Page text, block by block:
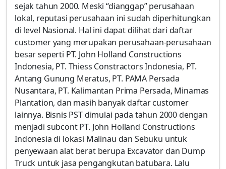
sejak tahun 2000. Meski “dianggap” perusahaan
lokal, reputasi perusahaan ini sudah diperhitungkan
di level Nasional. Hal ini dapat dilihat dari daftar
customer yang merupakan perusahaan-perusahaan
besar seperti PT. John Holland Constructions
Indonesia, PT. Thiess Constractors Indonesia, PT.
Antang Gunung Meratus, PT. PAMA Persada
Nusantara, PT. Kalimantan Prima Persada, Minamas
Plantation, dan masih banyak daftar customer
lainnya. Bisnis PST dimulai pada tahun 2000 dengan
menjadi subcont PT. John Holland Constructions
Indonesia di lokasi Malinau dan Sebuku untuk
penyewaan alat berat berupa Excavator dan Dump
Truck untuk jasa pengangkutan batubara. Lalu